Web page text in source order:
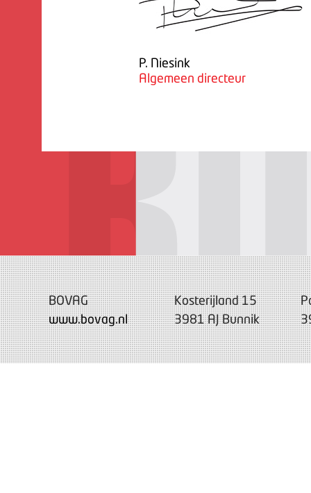
P. Niesink
Algemeen directeur
BOVAG
www.bovag.nl
Kosterijland 15
3981 AJ Bunnik